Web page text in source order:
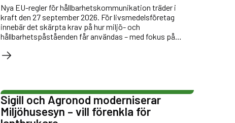
Nya EU-regler för hållbarhetskommunikation träder i
kraft den 27 september 2026. För livsmedelsföretag
innebär det skärpta krav på hur miljö- och
hållbarhetspåståenden får användas – med fokus på
Sigill och Agronod moderniserar
Miljöhusesyn – vill förenkla för